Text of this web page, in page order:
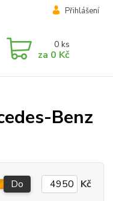
Přihlášení
0 ks
za 0 Kč
Benz
Do Kč